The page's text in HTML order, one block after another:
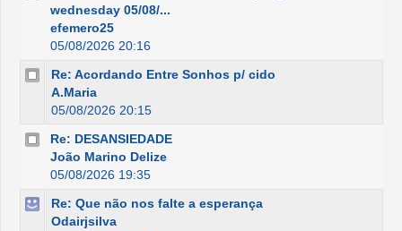
wednesday 05/08/...
efemero25
05/08/2026 20:16
Re: Acordando Entre Sonhos p/ cido
A.Maria
05/08/2026 20:15
Re: DESANSIEDADE
João Marino Delize
05/08/2026 19:35
Re: Que não nos falte a esperança
Odairjsilva